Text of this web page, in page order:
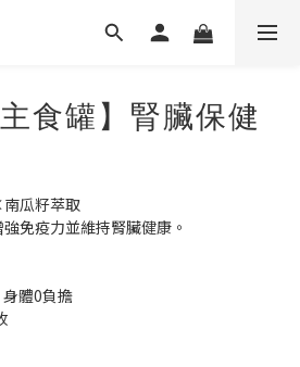
食罐】腎臟保健
瓜籽萃取
免疫力並維持腎臟健康。
體0負擔